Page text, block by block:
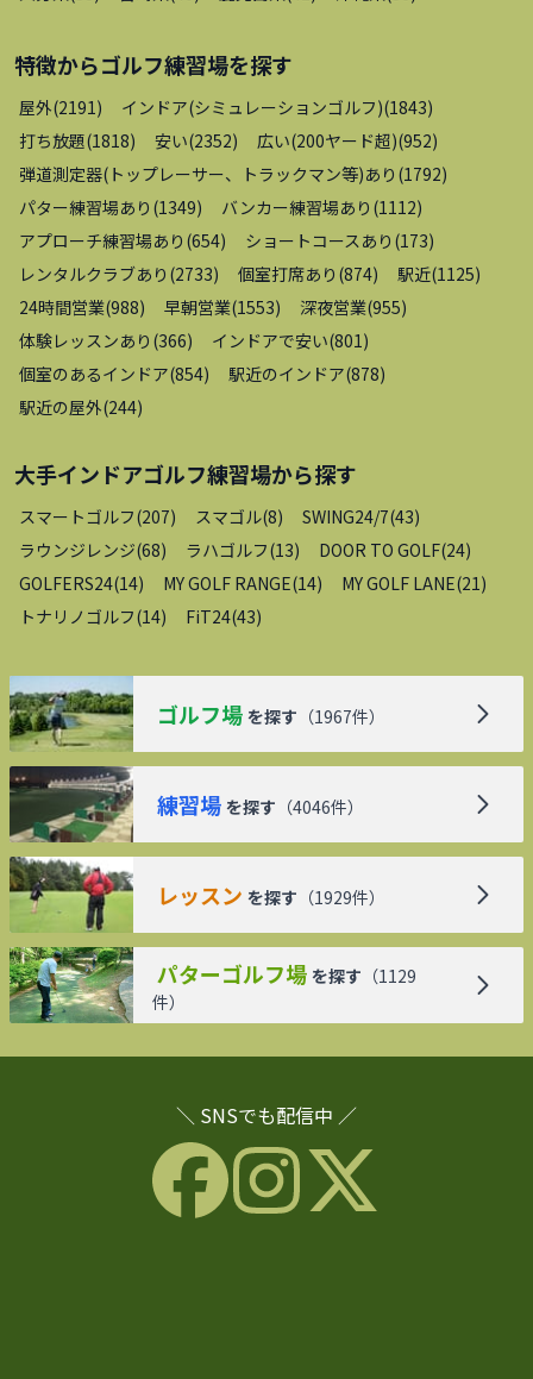
特徴からゴルフ練習場を探す
屋外(2191 ) インドア(シミュレーションゴルフ)(1843)
打ち放題(1818) 安い(2352) 広い(200ヤード超)(952)
弾道測定器(トップレーサー、トラックマン等)あり (1792)
パター練習場あり (1349) バンカー練習場あり (1112)
アプローチ練習場あり (654) ショートコースあり (173)
レンタルクラブあり (2733) 個室打席あり (874) 駅近(1125)
24時間営業(988) 早朝営業(1553) 深夜営業(955)
体験レッスンあり (366) インドアで安い(801 )
個室のあるインドア(854) 駅近のインドア(878)
駅近の屋外(244)
大手インドアゴルフ練習場から探す
スマートゴルフ(207) スマゴル(8) SWING24/7(43)
ラウンジレンジ(68) ラハゴルフ(13) DOOR TO GOLF(24)
GOLFERS24(14) MY GOLF RANGE(14) MY GOLF LANE(21 )
トナリノゴルフ(14) FiT24(43)
ゴルフ場 を探す （1967件）
練習場 を探す （4046件）
レッスン を探す （1929件）
パターゴルフ場 を探す （1129
件）
＼ SNSでも配信中 ／